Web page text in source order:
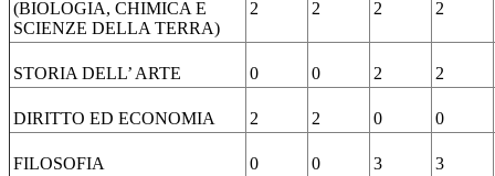
(BIOLOGIA, CHIMICA E
SCIENZE DELLA TERRA)
2 2 2 2
STORIA DELL’ ARTE 0 0 2 2
DIRITTO ED ECONOMIA 2 2 0 0
FILOSOFIA 0 0 3 3